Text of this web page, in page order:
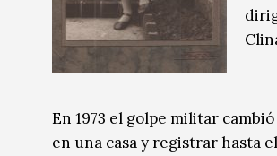
En 1973 el golpe militar
en una casa y registrar hasta